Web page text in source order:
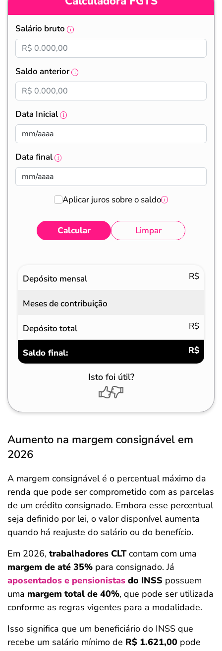
Salário bruto
Saldo anterior
Data Inicial
Data final
Aplicar juros sobre o saldo
Calcular Limpar
Depósito mensal
R$
Meses de contribuição
Depósito total R$
Saldo final: R$
Isto foi útil?
Aumento na margem consignável em
2026
A margem consignável é o percentual máximo da
renda que pode ser comprometido com as parcelas
de um crédito consignado. Embora esse percentual
seja definido por lei, o valor disponível aumenta
quando há reajuste do salário ou do benefício.
Em 2026, trabalhadores CLTcontam com uma
margem de até 35% para consignado. Já
aposentados e pensionistas do INSS possuem
uma margem total de 40%, que pode ser utilizada
conforme as regras vigentes para a modalidade.
Isso significa que um beneficiário do INSS que
recebe um salário mínimo de R$ 1.621,00 pode